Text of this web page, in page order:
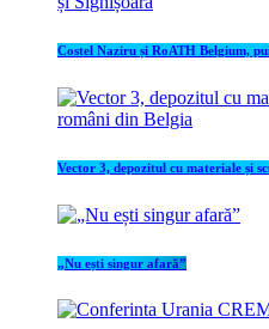
Costel Naziru și RoATH Belgium,
Vector 3, depozitul cu materiale și
„Nu ești singur afară”